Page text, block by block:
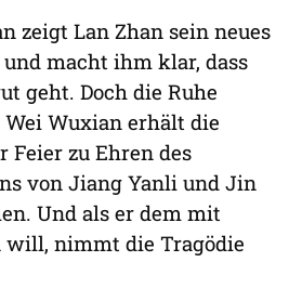
zeigt Lan Zhan sein neues
und macht ihm klar, dass
geht. Doch die Ruhe
Wuxian erhält die
Feier zu Ehren des
von Jiang Yanli und Jin
Und als er dem mit
will, nimmt die Tragödie